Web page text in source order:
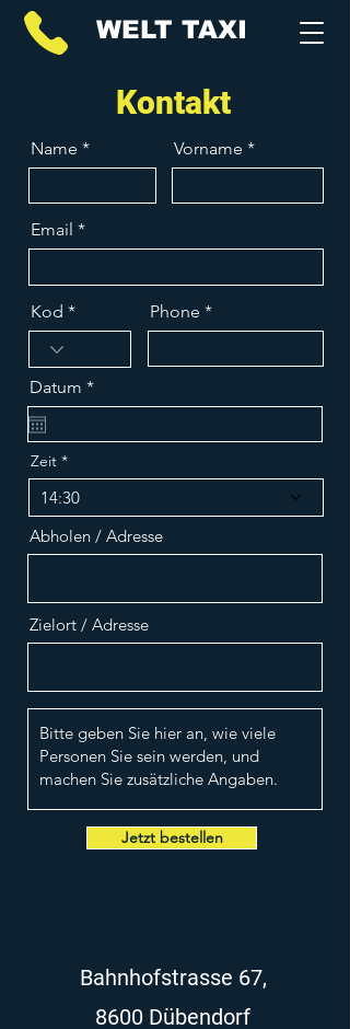
WELT TAXI
Kontakt
Name Vorname
Email
Kod Phone
Datum *r
e
u
r
Zeit
14:30
Abholen / Adresse
Zielort / Adresse
Jetzt bestellen
Bahnhofstrasse 67,
8600 Dübendorf